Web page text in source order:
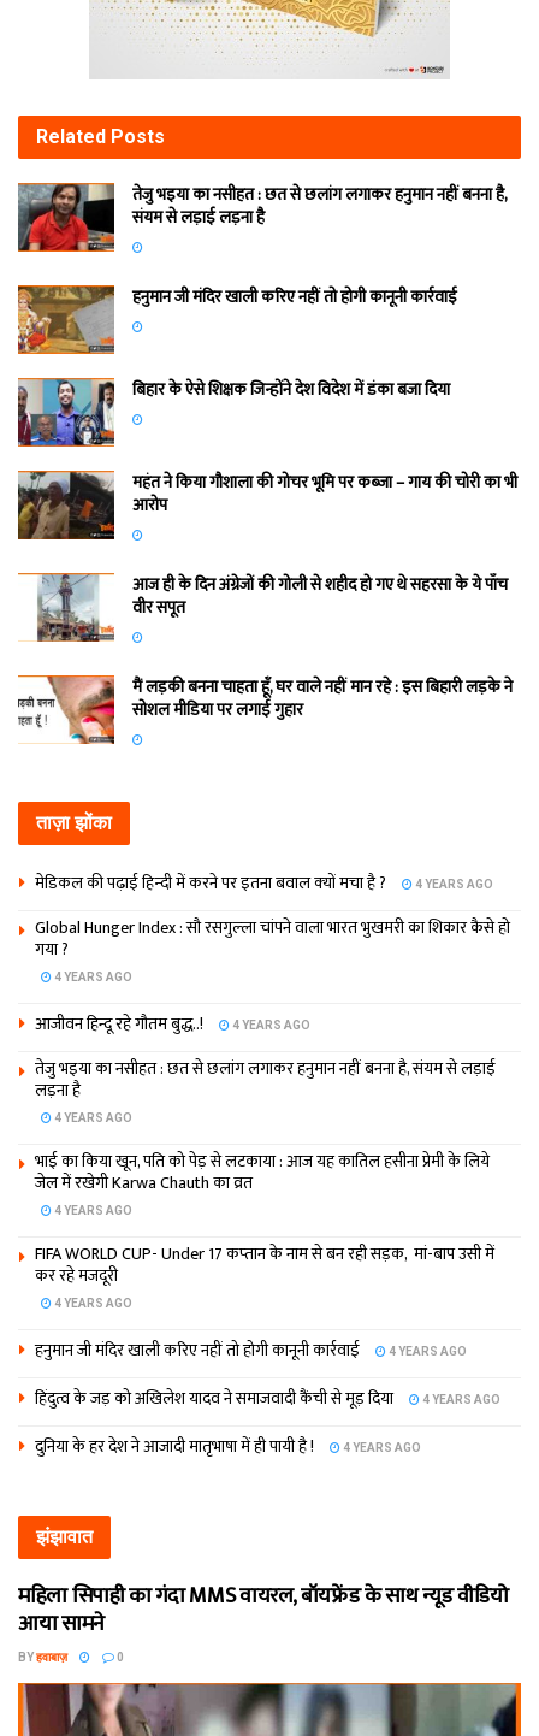
Related Posts
तेजु भइया का नसीहत : छत से छलांग लगाकर हनुमान नहीं बनना है,
संयम से लड़ाई लड़ना है
हनुमान जी मंदिर खाली करिए नहीं तो होगी कानूनी कार्रवाई
बिहार के ऐसे शिक्षक जिन्होंने देश विदेश में डंका बजा दिया
महंत ने किया गौशाला की गोचर भूमि पर कब्जा – गाय की चोरी का भी
आरोप
आज ही के दिन अंग्रेजों की गोली से शहीद हो गए थे सहरसा के ये पाँच
वीर सपूत
मैं लड़की बनना चाहता हूँ, घर वाले नहीं मान रहे : इस बिहारी लड़के ने
सोशल मीडिया पर लगाई गुहार
ताज़ा झोंका
मेडिकल की पढ़ाई हिन्‍दी में करने पर इतना बवाल क्‍यों मचा है ? 4 YEARS AGO
Global Hunger Index : सौ रसगुल्‍ला चांपने वाला भारत भुखमरी का शिकार कैसे हो
गया ?
4 YEARS AGO
आजीवन हिन्दू रहे गौतम बुद्ध..! 4 YEARS AGO
तेजु भइया का नसीहत : छत से छलांग लगाकर हनुमान नहीं बनना है, संयम से लड़ाई
लड़ना है
4 YEARS AGO
भाई का किया खून, पति को पेड़ से लटकाया : आज यह कातिल हसीना प्रेमी के लिये
जेल में रखेगी Karwa Chauth का व्रत
4 YEARS AGO
FIFA WORLD CUP- Under 17 कप्‍तान के नाम से बन रही सड़क, मां-बाप उसी में
कर रहे मजदूरी
4 YEARS AGO
हनुमान जी मंदिर खाली करिए नहीं तो होगी कानूनी कार्रवाई 4 YEARS AGO
हिंदुत्व के जड़ को अखिलेश यादव ने समाजवादी कैंची से मूड़ दिया 4 YEARS AGO
दुनिया के हर देश ने आजादी मातृभाषा में ही पायी है ! 4 YEARS AGO
झंझावात
महिला सिपाही का गंदा MMS वायरल, बॉयफ्रेंड के साथ न्यूड वीडियो
आया सामने
BYहवाबाज़ 0